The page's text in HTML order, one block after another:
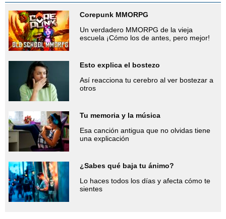
Corepunk MMORPG
Un verdadero MMORPG de la vieja
escuela ¡Cómo los de antes, pero mejor!
Esto explica el bostezo
Así reacciona tu cerebro al ver bostezar a
otros
Tu memoria y la música
Esa canción antigua que no olvidas tiene
una explicación
¿Sabes qué baja tu ánimo?
Lo haces todos los días y afecta cómo te
sientes